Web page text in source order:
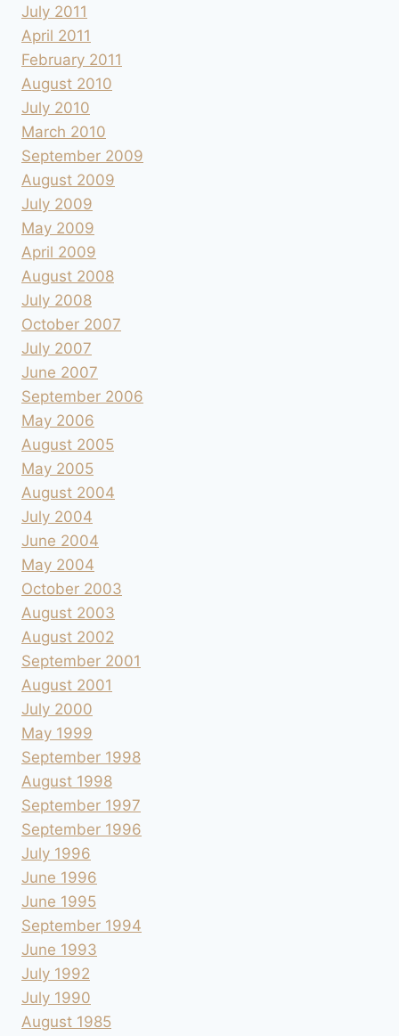
July 2011
April 2011
February 2011
August 2010
July 2010
March 2010
September 2009
August 2009
July 2009
May 2009
April 2009
August 2008
July 2008
October 2007
July 2007
June 2007
September 2006
May 2006
August 2005
May 2005
August 2004
July 2004
June 2004
May 2004
October 2003
August 2003
August 2002
September 2001
August 2001
July 2000
May 1999
September 1998
August 1998
September 1997
September 1996
July 1996
June 1996
June 1995
September 1994
June 1993
July 1992
July 1990
August 1985